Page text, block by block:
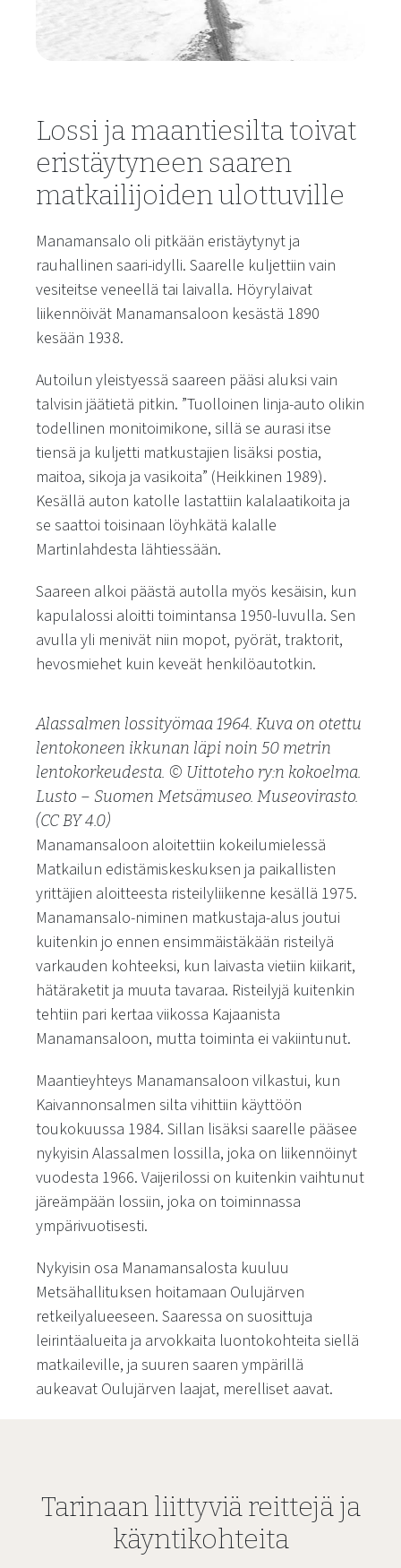
Lossi ja maantiesilta toivat
eristäytyneen saaren
matkailijoiden ulottuville
Manamansalo oli pitkään eristäytynyt ja
rauhallinen saari-idylli. Saarelle kuljettiin vain
vesiteitse veneellä tai laivalla. Höyrylaivat
liikennöivät Manamansaloon kesästä 1890
kesään 1938.
Autoilun yleistyessä saareen pääsi aluksi vain
talvisin jäätietä pitkin. ”Tuolloinen linja-auto olikin
todellinen monitoimikone, sillä se aurasi itse
tiensä ja kuljetti matkustajien lisäksi postia,
maitoa, sikoja ja vasikoita” (Heikkinen 1989).
Kesällä auton katolle lastattiin kalalaatikoita ja
se saattoi toisinaan löyhkätä kalalle
Martinlahdesta lähtiessään.
Saareen alkoi päästä autolla myös kesäisin, kun
kapulalossi aloitti toimintansa 1950-luvulla. Sen
avulla yli menivät niin mopot, pyörät, traktorit,
hevosmiehet kuin keveät henkilöautotkin.
Alassalmen lossityömaa 1964. Kuva on otettu
lentokoneen ikkunan läpi noin 50 metrin
lentokorkeudesta. © Uittoteho ry:n kokoelma.
Lusto – Suomen Metsämuseo. Museovirasto.
(CC BY 4.0)
Manamansaloon aloitettiin kokeilumielessä
Matkailun edistämiskeskuksen ja paikallisten
yrittäjien aloitteesta risteilyliikenne kesällä 1975.
Manamansalo-niminen matkustaja-alus joutui
kuitenkin jo ennen ensimmäistäkään risteilyä
varkauden kohteeksi, kun laivasta vietiin kiikarit,
hätäraketit ja muuta tavaraa. Risteilyjä kuitenkin
tehtiin pari kertaa viikossa Kajaanista
Manamansaloon, mutta toiminta ei vakiintunut.
Maantieyhteys Manamansaloon vilkastui, kun
Kaivannonsalmen silta vihittiin käyttöön
toukokuussa 1984. Sillan lisäksi saarelle pääsee
nykyisin Alassalmen lossilla, joka on liikennöinyt
vuodesta 1966. Vaijerilossi on kuitenkin vaihtunut
järeämpään lossiin, joka on toiminnassa
ympärivuotisesti.
Nykyisin osa Manamansalosta kuuluu
Metsähallituksen hoitamaan Oulujärven
retkeilyalueeseen. Saaressa on suosittuja
leirintäalueita ja arvokkaita luontokohteita siellä
matkaileville, ja suuren saaren ympärillä
aukeavat Oulujärven laajat, merelliset aavat.
Tarinaan liittyviä reittejä ja
käyntikohteita